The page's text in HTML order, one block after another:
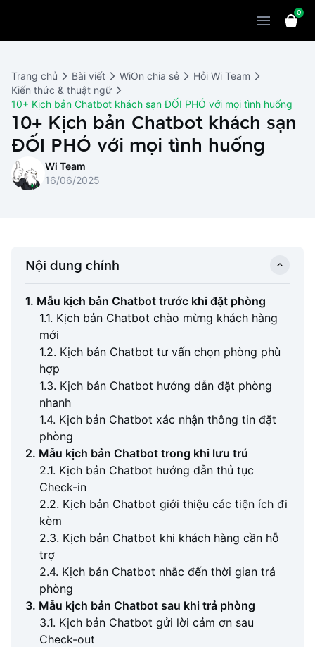
WiOn AI
WiOn Social
WiOn E-commerce
WiOn F&B
Chatbot
Marketing
CRM
Thiết kế website
Thiết bị
Bảng giá
Cùng WiOn
Báo chí
Thông báo
Wi Team
0
Trang chủ Bài viết WiOn chia sẻ
Hỏi Wi Team
Kiến thức & thuật ngữ
10+ Kịch bản Chatbot khách sạn ĐỐI PHÓ với mọi tình huống
10+ Kịch bản Chatbot khách sạn
ĐỐI PHÓ với mọi tình huống
Wi Team
16/06/2025
Nội dung chính
1. Mẫu kịch bản Chatbot trước khi đặt phòng
1.1. Kịch bản Chatbot chào mừng khách hàng
mới
1.2. Kịch bản Chatbot tư vấn chọn phòng phù
hợp
1.3. Kịch bản Chatbot hướng dẫn đặt phòng
nhanh
1.4. Kịch bản Chatbot xác nhận thông tin đặt
phòng
2. Mẫu kịch bản Chatbot trong khi lưu trú
2.1. Kịch bản Chatbot hướng dẫn thủ tục
Check-in
2.2. Kịch bản Chatbot giới thiệu các tiện ích đi
kèm
2.3. Kịch bản Chatbot khi khách hàng cần hỗ
trợ
2.4. Kịch bản Chatbot nhắc đến thời gian trả
phòng
3. Mẫu kịch bản Chatbot sau khi trả phòng
3.1. Kịch bản Chatbot gửi lời cảm ơn sau
Check-out